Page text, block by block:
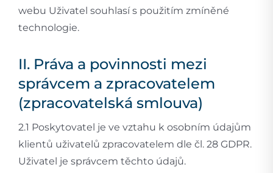
webu Uživatel souhlasí s použitím zmíněné
technologie.
II. Práva a povinnosti mezi
správcem a zpracovatelem
(zpracovatelská smlouva)
2.1 Poskytovatel je ve vztahu k osobním údajům
klientů uživatelů zpracovatelem dle čl. 28 GDPR.
Uživatel je správcem těchto údajů.